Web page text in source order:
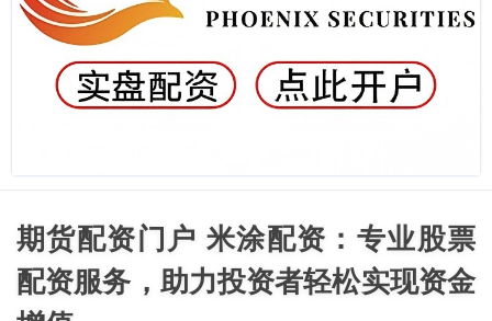
期货配资门户 米涂配资：专业股票
配资服务，助力投资者轻松实现资金